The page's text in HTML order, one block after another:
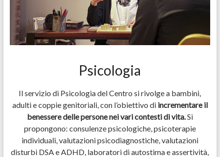
Psicologia
Il servizio di Psicologia del Centro si rivolge a bambini,
adulti e coppie genitoriali, con l’obiettivo di incrementare il
benessere delle persone nei vari contesti di vita.Si
propongono: consulenze psicologiche, psicoterapie
individuali, valutazioni psicodiagnostiche, valutazioni
disturbi DSA e ADHD, laboratori di autostima e assertività,